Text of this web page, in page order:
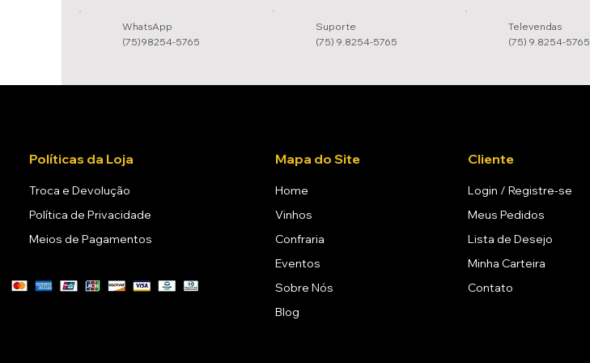
WhatsApp
(75)98254-5765
Suporte
(75) 9.8254-5765
Televendas
(75) 9.8254-5765
Políticas da Loja
Troca e Devolução
Política de Privacidade
Meios de Pagamentos
Mapa do Site
Home
Vinhos
Confraria
Eventos
Sobre Nós
Blog
Cliente
Login / Registre-se
Meus Pedidos
Lista de Desejo
Minha Carteira
Contato